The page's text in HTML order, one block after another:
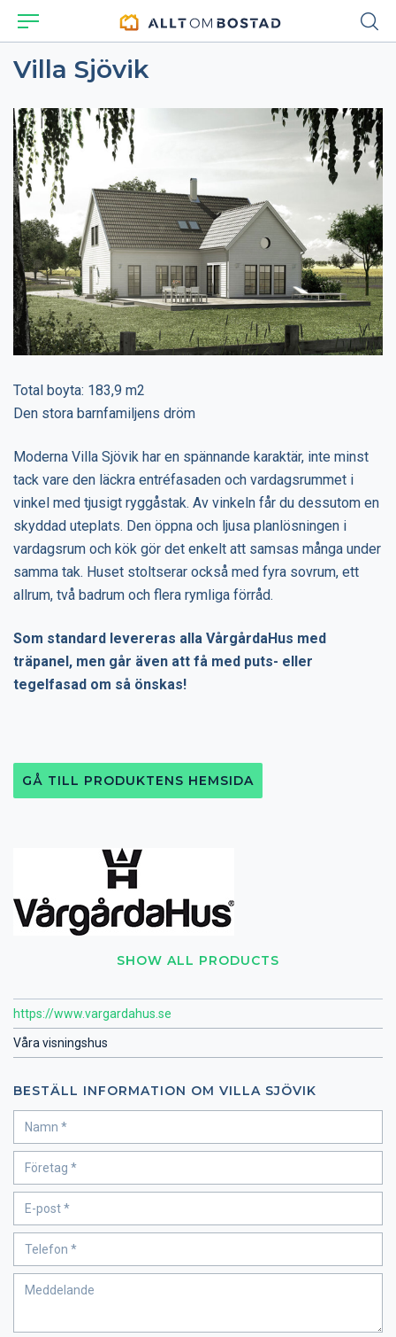
Villa Sjövik
SHOW ALL PRODUCTS
https://www.vargardahus.se
Våra visningshus
BESTÄLL INFORMATION OM VILLA SJÖVIK
Total boyta: 183,9 m2
Den stora barnfamiljens dröm
Moderna Villa Sjövik har en spännande karaktär, inte minst
tack vare den läckra entréfasaden och vardagsrummet i
vinkel med tjusigt ryggåstak. Av vinkeln får du dessutom en
skyddad uteplats. Den öppna och ljusa planlösningen i
vardagsrum och kök gör det enkelt att samsas många under
samma tak. Huset stoltserar också med fyra sovrum, ett
allrum, två badrum och flera rymliga förråd.
Som standard levereras alla VårgårdaHus med
träpanel, men går även att få med puts- eller
tegelfasad om så önskas!
GÅ TILL PRODUKTENS HEMSIDA